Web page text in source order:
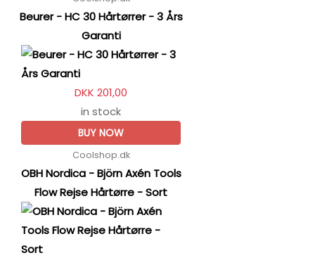
Beurer - HC 30 Hårtørrer - 3 Års
Garanti
DKK 201,00
in stock
BUY NOW
Coolshop.dk
OBH Nordica - Björn Axén Tools
Flow Rejse Hårtørre - Sort